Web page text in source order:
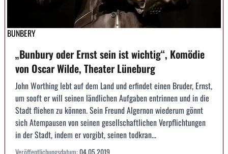
BUNBERY
„Bunbury oder Ernst sein ist wichtig“, Komödie
von Oscar Wilde, Theater Lüneburg
John Worthing lebt auf dem Land und erfindet einen Bruder, Ernst,
um sooft er will seinen ländlichen Aufgaben entrinnen und in die
Stadt fliehen zu können. Sein Freund Algernon wiederum gönnt
sich Atempausen von seinen gesellschaftlichen Verpflichtungen
in der Stadt, indem er vorgibt, seinen todkran...
Veröffentlichungsdatum:04.05.2019